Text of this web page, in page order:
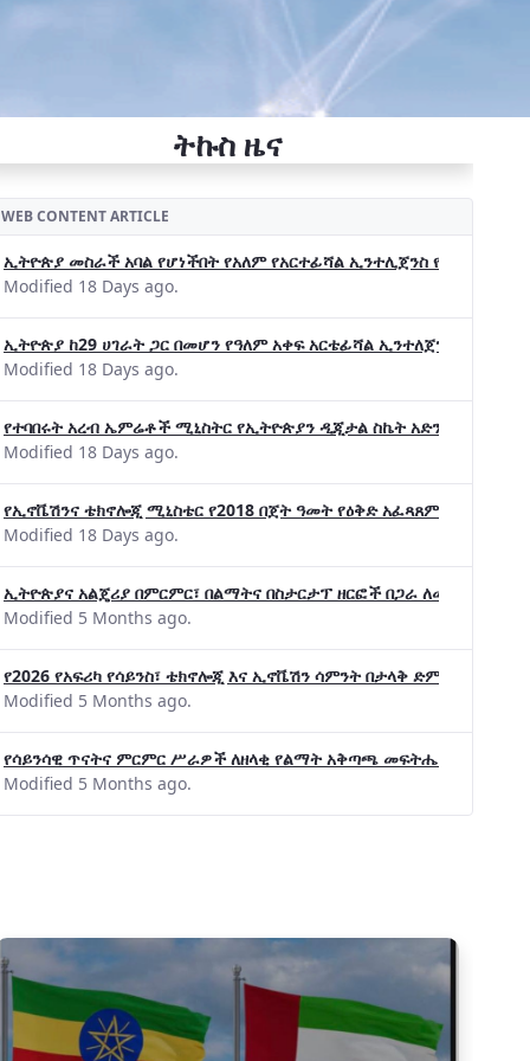
ትኩስ ዜና
WEB CONTENT ARTICLE
ኢትዮጵያ መስራች አባል የሆነችበት የአለም የአርተፊሻል ኢንተሊጀንስ የትብብር
Modified 18 Days ago.
ኢትዮጵያ ከ29 ሀገራት ጋር በመሆን የዓለም አቀፍ አርቴፊሻል ኢንተለጀንስ ትብብር
Modified 18 Days ago.
የተባበሩት አረብ ኤምሬቶች ሚኒስትር የኢትዮጵያን ዲጂታል ስኬት አድንቀዋል
Modified 18 Days ago.
የኢኖቬሽንና ቴክኖሎጂ ሚኒስቴር የ2018 በጀት ዓመት የዕቅድ አፈጻጸምና የቀጣይ
Modified 18 Days ago.
ኢትዮጵያና አልጄሪያ በምርምር፣ በልማትና በስታርታፕ ዘርፎች በጋራ ለመስራት መከሩ፡፡
Modified 5 Months ago.
የ2026 የአፍሪካ የሳይንስ፣ ቴክኖሎጂ እና ኢኖቬሽን ሳምንት በታላቅ ድምቀት
Modified 5 Months ago.
የሳይንሳዊ ጥናትና ምርምር ሥራዎች ለዘላቂ የልማት አቅጣጫ መፍትሔ ጠቋሚ
Modified 5 Months ago.